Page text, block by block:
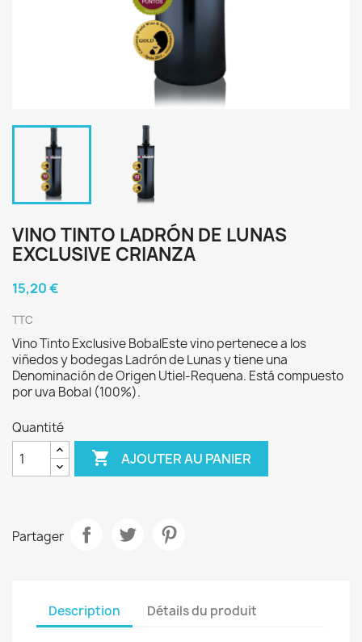
VINO TINTO LADRÓN DE LUNAS
EXCLUSIVE CRIANZA
15,20 €
TTC
Vino Tinto Exclusive BobalEste vino pertenece a los
viñedos y bodegas Ladrón de Lunas y tiene una
Denominación de Origen Utiel-Requena. Está compuesto
por uva Bobal (100%).
Quantité
 AJOUTER AU PANIER
Partager
Description Détails du produit